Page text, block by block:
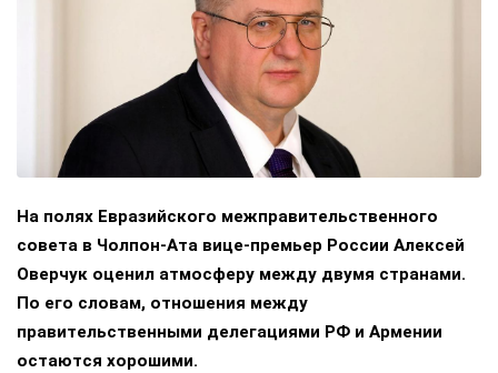
На полях Евразийского межправительственного
совета в Чолпон-Ата вице-премьер России Алексей
Оверчук оценил атмосферу между двумя странами.
По его словам, отношения между
правительственными делегациями РФ и Армении
остаются хорошими.